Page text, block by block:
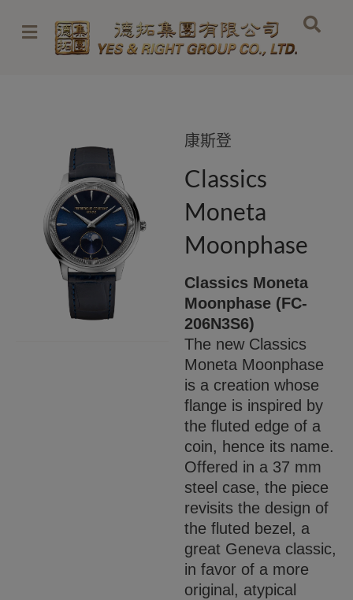
康斯登
Classics
Moneta
Moonphase
Classics Moneta
Moonphase (FC-
206N3S6)
The new Classics
Moneta Moonphase
is a creation whose
flange is inspired by
the fluted edge of a
coin, hence its name.
Offered in a 37 mm
steel case, the piece
revisits the design of
the fluted bezel, a
great Geneva classic,
in favor of a more
original, atypical